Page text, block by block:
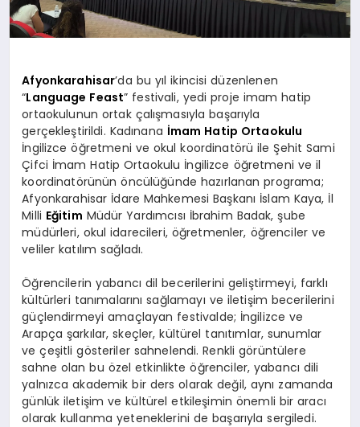
SAĞLIK
SPOR
TEKNOLOJI
Afyonkarahisar’da bu yıl ikincisi düzenlenen
“Language Feast” festivali, yedi proje imam hatip
ortaokulunun ortak çalışmasıyla başarıyla
gerçekleştirildi. Kadınana İmam Hatip Ortaokulu
İngilizce öğretmeni ve okul koordinatörü ile Şehit Sami
Çifci İmam Hatip Ortaokulu İngilizce öğretmeni ve il
koordinatörünün öncülüğünde hazırlanan programa;
Afyonkarahisar İdare Mahkemesi Başkanı İslam Kaya, İl
Milli Eğitim Müdür Yardımcısı İbrahim Badak, şube
müdürleri, okul idarecileri, öğretmenler, öğrenciler ve
veliler katılım sağladı.
Öğrencilerin yabancı dil becerilerini geliştirmeyi, farklı
kültürleri tanımalarını sağlamayı ve iletişim becerilerini
güçlendirmeyi amaçlayan festivalde; İngilizce ve
Arapça şarkılar, skeçler, kültürel tanıtımlar, sunumlar
ve çeşitli gösteriler sahnelendi. Renkli görüntülere
sahne olan bu özel etkinlikte öğrenciler, yabancı dili
yalnızca akademik bir ders olarak değil, aynı zamanda
günlük iletişim ve kültürel etkileşimin önemli bir aracı
olarak kullanma yeteneklerini de başarıyla sergiledi.